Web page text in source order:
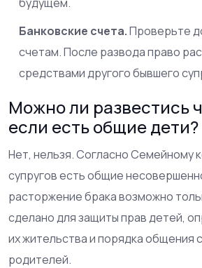
Банковские счета.Проверьте
счетам. После развода право
средствами другого бывшего
Можно ли развестись
если есть общие дети?
Нет, нельзя. Согласно Семейному
супругов есть общие
расторжение брака возможно
сделано для защиты прав детей,
их жительства и порядка общения
родителей.